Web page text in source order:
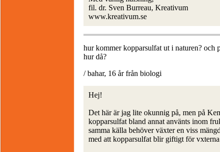
fil. dr. Sven Burreau, Kreativum
www.kreativum.se
hur kommer kopparsulfat ut i naturen? och
hur då?
/ bahar, 16 år från biologi
Hej!
Det här är jag lite okunnig på, men på
kopparsulfat bland annat använts inom
samma källa behöver växter en viss
med att kopparsulfat blir giftigt för